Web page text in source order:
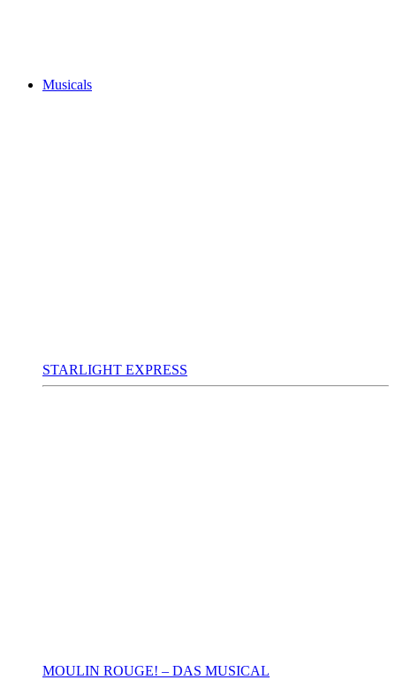
Musicals
STARLIGHT EXPRESS
MOULIN ROUGE! – DAS MUSICAL